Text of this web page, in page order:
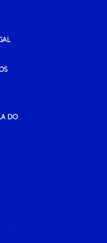
DO